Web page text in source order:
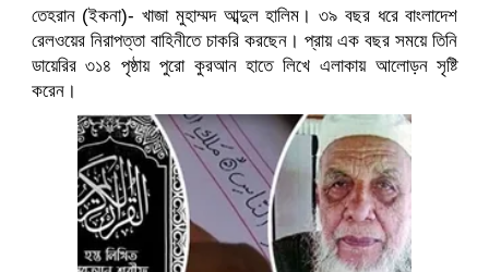
তেহরান (ইকনা)- খাজা মুহাম্মদ আব্দুল হালিম। ৩৯ বছর ধরে বাংলাদেশ
রেলওয়ের নিরাপত্তা বাহিনীতে চাকরি করছেন। প্রায় এক বছর সময়ে তিনি
ডায়েরির ৩১৪ পৃষ্ঠায় পুরো কুরআন হাতে লিখে এলাকায় আলোড়ন সৃষ্টি
করেন।